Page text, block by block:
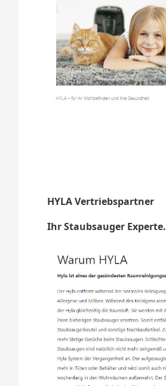
HYLA Vertriebspartner
Ihr Staubsauger Experte.